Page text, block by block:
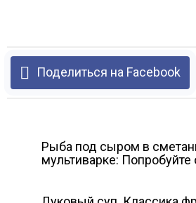
Поделиться на Facebook
Рыба под сыром в
мультиварке: Попробуйте